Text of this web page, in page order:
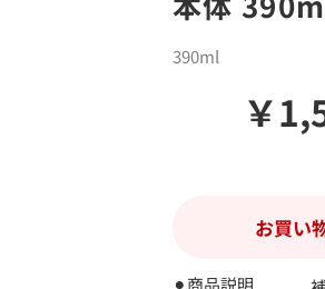
⚫︎商品説明
￥
390ml
お買い